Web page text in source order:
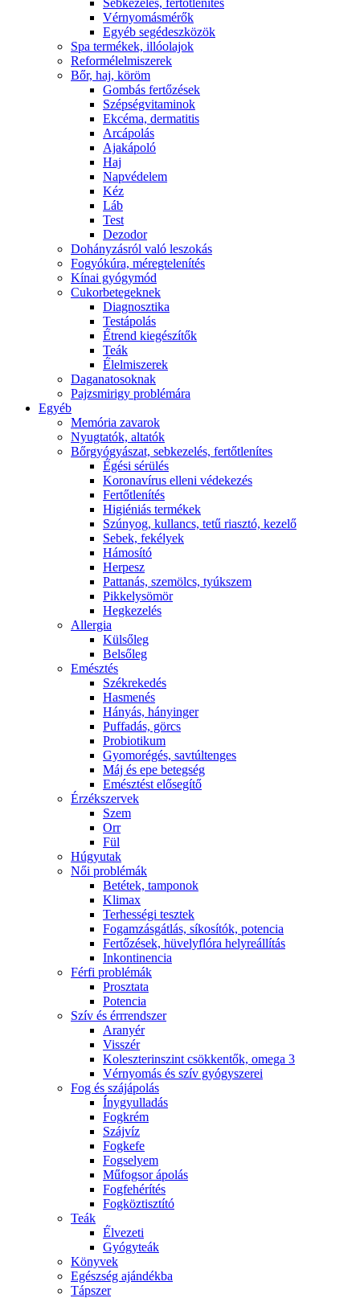
Sebkezelés, fertőtlenítés
Vérnyomásmérők
Egyéb segédeszközök
Spa termékek, illóolajok
Reformélelmiszerek
Bőr, haj, köröm
Gombás fertőzések
Szépségvitaminok
Ekcéma, dermatitis
Arcápolás
Ajakápoló
Haj
Napvédelem
Kéz
Láb
Test
Dezodor
Dohányzásról való leszokás
Fogyókúra, méregtelenítés
Kínai gyógymód
Cukorbetegeknek
Diagnosztika
Testápolás
É́trend kiegészítők
Teák
É́lelmiszerek
Daganatosoknak
Pajzsmirigy problémára
Egyéb
Memória zavarok
Nyugtatók, altatók
Bőrgyógyászat, sebkezelés, fertőtlenítes
É́gési sérülés
Koronavírus elleni védekezés
Fertőtlenítés
Higiéniás termékek
Szúnyog, kullancs, tetű riasztó, kezelő
Sebek, fekélyek
Hámosító
Herpesz
Pattanás, szemölcs, tyúkszem
Pikkelysömör
Hegkezelés
Allergia
Külsőleg
Belsőleg
Emésztés
Székrekedés
Hasmenés
Hányás, hányinger
Puffadás, görcs
Probiotikum
Gyomorégés, savtúltenges
Máj és epe betegség
Emésztést elősegítő
Érzékszervek
Szem
Orr
Fül
Húgyutak
Női problémák
Betétek, tamponok
Klimax
Terhességi tesztek
Fogamzásgátlás, síkosítók, potencia
Fertőzések, hüvelyflóra helyreállítás
Inkontinencia
Férfi problémák
Prosztata
Potencia
Szív és érrrendszer
Aranyér
Visszér
Koleszterinszint csökkentők, omega 3
Vérnyomás és szív gyógyszerei
Fog és szájápolás
Í́nygyulladás
Fogkrém
Szájvíz
Fogkefe
Fogselyem
Műfogsor ápolás
Fogfehérítés
Fogköztisztító
Teák
É́lvezeti
Gyógyteák
Könyvek
Egészség ajándékba
Tápszer